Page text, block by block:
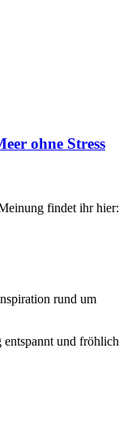
ohne Stress
findet ihr hier:
rund um
und fröhlich